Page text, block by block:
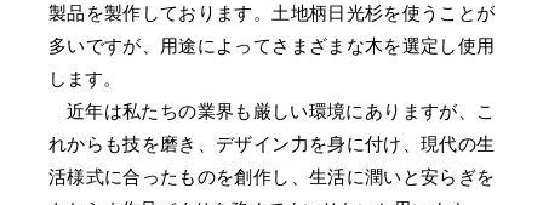
製品を製作しております。土地柄日光杉を使うことが
多いですが、用途によってさまざまな木を選定し使用
します。
近年は私たちの業界も厳しい環境にありますが、こ
れからも技を磨き、デザイン力を身に付け、現代の生
活様式に合ったものを創作し、生活に潤いと安らぎを